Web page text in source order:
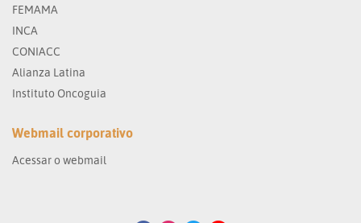
FEMAMA
INCA
CONIACC
Alianza Latina
Instituto Oncoguia
Webmail corporativo
Acessar o webmail